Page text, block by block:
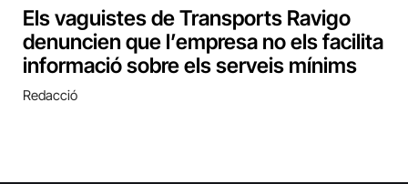
Els vaguistes de Transports Ravigo
denuncien que l’empresa no els facilita
informació sobre els serveis mínims
Redacció